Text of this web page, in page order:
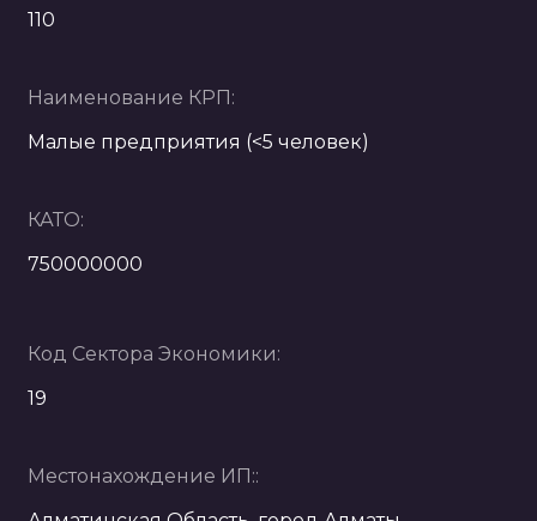
110
Наименование КРП:
Малые предприятия (<5 человек)
КАТО:
750000000
Код Сектора Экономики:
19
Местонахождение ИП::